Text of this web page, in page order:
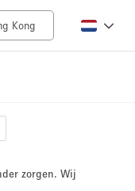
5000+ sq ft
zorgen. Wij